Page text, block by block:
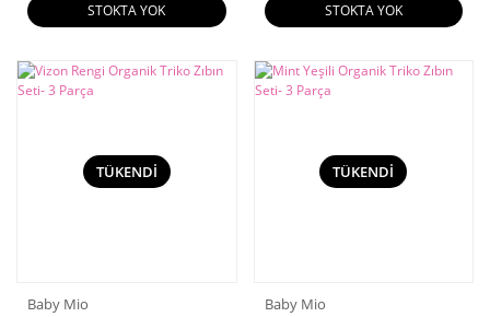
STOKTA YOK STOKTA YOK
TÜKENDİ
Baby Mio
TÜKENDİ
Baby Mio